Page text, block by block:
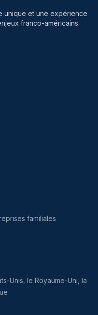
unique et une expérience
franco-américains.
familiales
Unis, le Royaume-Uni, la